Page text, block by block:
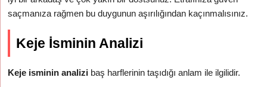
saçmanıza rağmen bu duygunun aşırılığından kaçınmalısınız.
Keje İsminin Analizi
Keje isminin analizi baş harflerinin taşıdığı anlam ile ilgilidir.